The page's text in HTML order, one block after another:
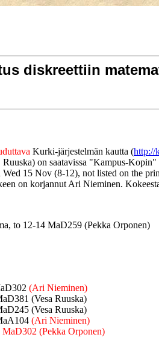
diskreettiin
Kurki-järjestelmän kautta (http://
on saatavissa "Kampus-
Wed 15 Nov (8-12), not listed on the
on korjannut Ari Nieminen.
to 12-14 MaD259 (Pekka Orponen)
(Ari Nieminen)
(Vesa Ruuska)
(Vesa Ruuska)
(Ari Nieminen)
(Pekka Orponen)